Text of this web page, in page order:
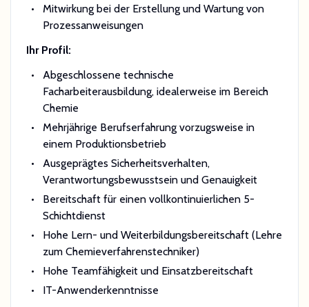
Mitwirkung bei der Erstellung und Wartung von
Prozessanweisungen
Ihr Profil:
Abgeschlossene technische
Facharbeiterausbildung, idealerweise im Bereich
Chemie
Mehrjährige Berufserfahrung vorzugsweise in
einem Produktionsbetrieb
Ausgeprägtes Sicherheitsverhalten,
Verantwortungsbewusstsein und Genauigkeit
Bereitschaft für einen vollkontinuierlichen 5-
Schichtdienst
Hohe Lern- und Weiterbildungsbereitschaft (Lehre
zum Chemieverfahrenstechniker)
Hohe Teamfähigkeit und Einsatzbereitschaft
IT-Anwenderkenntnisse